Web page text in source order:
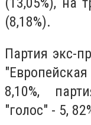
(8,18%).
Партия экс-
8,10%,
"голос" - 5,